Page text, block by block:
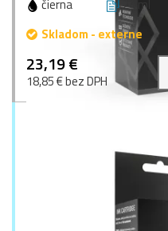
čierna 24 ml
Skladom - externe
23,19 €
18,85 € bez DPH